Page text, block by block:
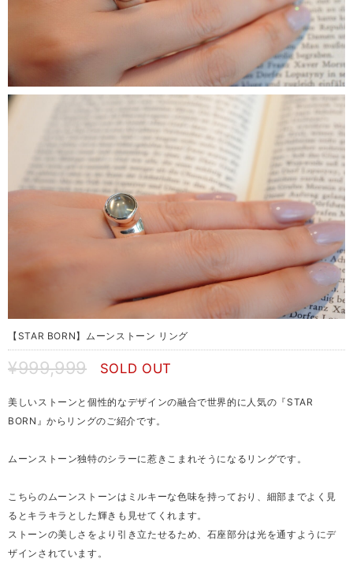
【STAR BORN】ムーンストーン リング
¥999,999 SOLD OUT
美しいストーンと個性的なデザインの融合で世界的に人気の『STAR
BORN』からリングのご紹介です。
ムーンストーン独特のシラーに惹きこまれそうになるリングです。
こちらのムーンストーンはミルキーな色味を持っており、細部までよく見
るとキラキラとした輝きも見せてくれます。
ストーンの美しさをより引き立たせるため、石座部分は光を通すようにデ
ザインされています。